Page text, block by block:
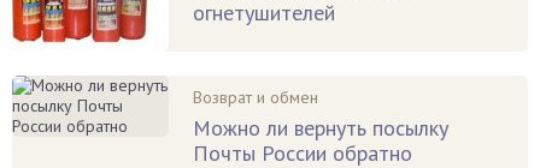
огнетушителей
Возврат и обмен
Можно ли вернуть посылку
Почты России обратно